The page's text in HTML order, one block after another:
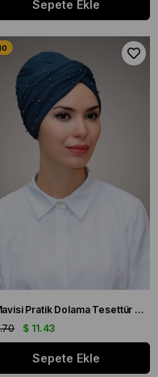
Sepete Ekle
P. Mavisi Pratik Dolama Tesettür Bone Sandy Kumaş Boncuklu 1870_17
$ 11.43
Sepete Ekle